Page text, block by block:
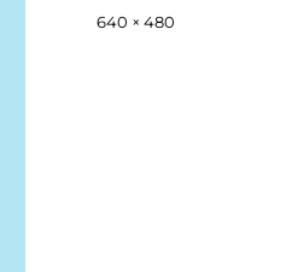
稿
フ
640 × 480